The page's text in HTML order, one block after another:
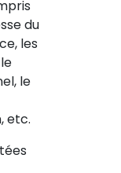
du
les
le
etc.